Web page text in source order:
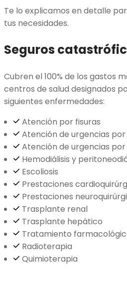
Te lo explicamos en detalle
tus necesidades.
Seguros
Cubren el 100% de los gastos
centros de salud designados
siguientes enfermedades:
Atención por fisuras
Atención de urgencias
Atención de urgencias
Hemodiálisis y
Escoliosis
Prestaciones
Prestaciones
Trasplante renal
Trasplante hepático
Tratamiento
Radioterapia
Quimioterapia